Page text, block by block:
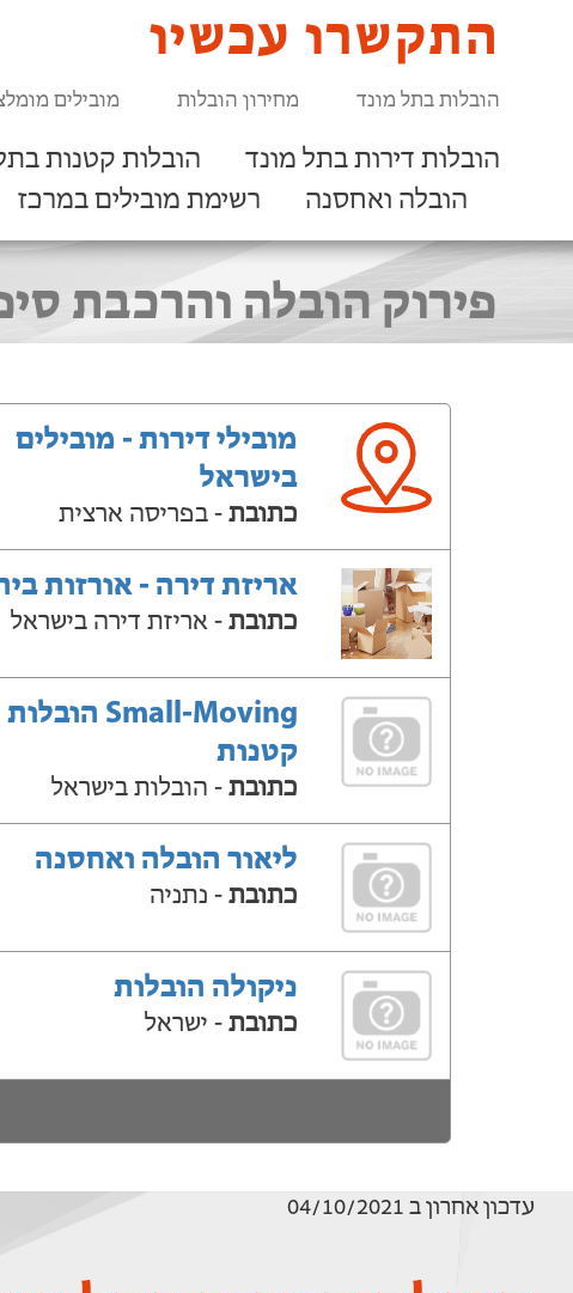
התקשרו עכשיו
הובלות בתל מונד מחירון הובלות מובילים
הובלות דירות בתל מונד הובלות קטנות
הובלה ואחסנה
רשימת מובילים במרכז
פירוק הובלה והרכבת סיפריות מיד2, איקאה או כל
מובילי דירות - מובילים
בישראל
כתובת - בפריסה ארצית
אריזת דירה - אורזות
כתובת - אריזת דירה בישראל
Small-Moving הובלות
קטנות
כתובת - הובלות בישראל
ליאור הובלה ואחסנה
כתובת - נתניה
ניקולה הובלות
כתובת - ישראל
עדכון אחרון ב 04/10/2021